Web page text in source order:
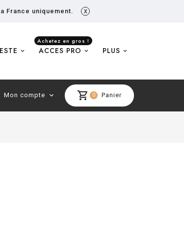
France uniquement. x
ACCES PRO
Achetez en gros !
PLUS
shopping_cart 0 Panier
Mon compte expand_more